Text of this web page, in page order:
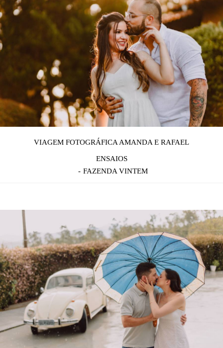
VIAGEM FOTOGRÁFICA AMANDA E RAFAEL
ENSAIOS
FAZENDA VINTEM